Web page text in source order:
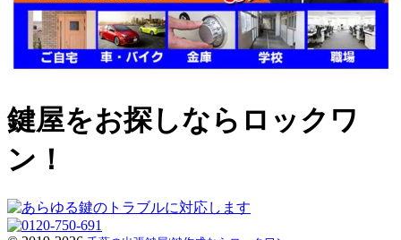
鍵屋をお探しならロックワ
ン！